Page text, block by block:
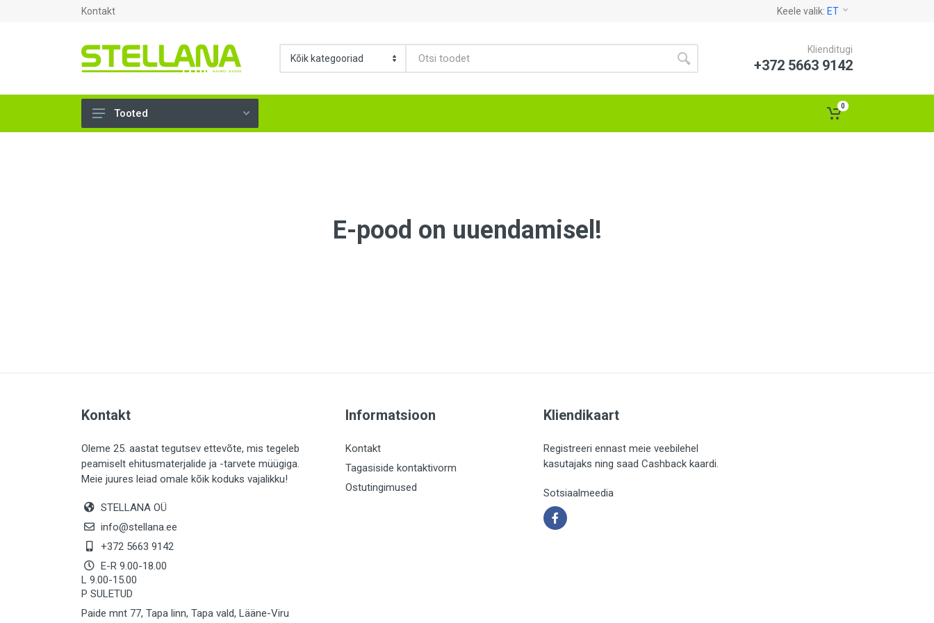
Kontakt Keele valik: ET
Klienditugi
+372 5663 9142
LIISTUD (183)
KIVID (31)
KATTED (132)
MAALRITARBED (1024)
SOOJUSTUS (16)
KEEMIA (220)
TÖÖRIIDED (117)
SAUN (8)
Tooted
0
E-pood on uuendamisel!
Kontakt
Oleme 25. aastat tegutsev ettevõte, mis tegeleb
peamiselt ehitusmaterjalide ja -tarvete müügiga.
Meie juures leiad omale kõik koduks vajalikku!
STELLANA OÜ
info@stellana.ee
+372 5663 9142
E-R 9.00-18.00
L 9.00-15.00
P SULETUD
Paide mnt 77, Tapa linn, Tapa vald, Lääne-Viru
Informatsioon
Kontakt
Tagasiside kontaktivorm
Ostutingimused
Kliendikaart
Registreeri ennast meie veebilehel
kasutajaks ning saad Cashback kaardi.
Sotsiaalmeedia